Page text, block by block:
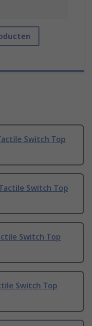
Switch Top
Switch Top
Switch Top
Switch Top